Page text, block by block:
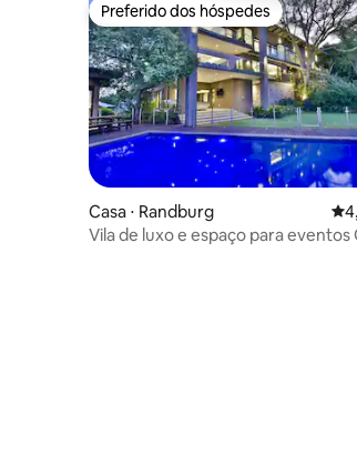
Preferido dos hóspedes
Preferido dos hóspedes
Casa ⋅ Randburg
Vila de luxo e espaço para eventos